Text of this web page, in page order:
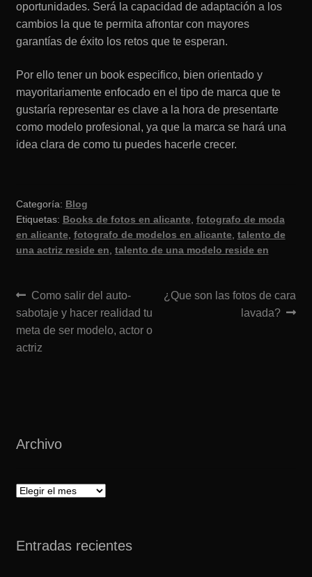
oportunidades. Será la capacidad de adaptación a los
cambios la que te permita afrontar con mayores
garantías de éxito los retos que te esperan.
Por ello tener un book especifico, bien orientado y
mayoritariamente enfocado en el tipo de marca que te
gustaría representar es clave a la hora de presentarte
como modelo profesional, ya que la marca se hará una
idea clara de como tu puedes hacerle crecer.
Categoría: Blog
Etiquetas: Books de fotos en alicante, fotografo de moda
en alicante, fotografo de modelos en alicante, talento de
una actriz reside en talento de una modelo reside en
Navegación
de
entradas
Anterior:
Como salir del auto-
sabotaje y hacer realidad tu
meta de ser modelo, actor o
actriz
Siguiente:
¿Que son las fotos de cara
lavada?
Archivo
Archivo
Entradas recientes